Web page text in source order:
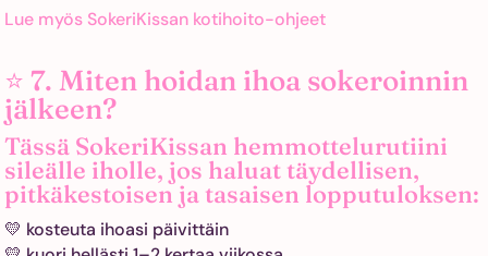
Lue myös SokeriKissan kotihoito-ohjeet
⭐ 7. Miten hoidan ihoa sokeroinnin
jälkeen?
Tässä SokeriKissan hemmottelurutiini
sileälle iholle, jos haluat täydellisen,
pitkäkestoisen ja tasaisen lopputuloksen:
💛 kosteuta ihoasi päivittäin